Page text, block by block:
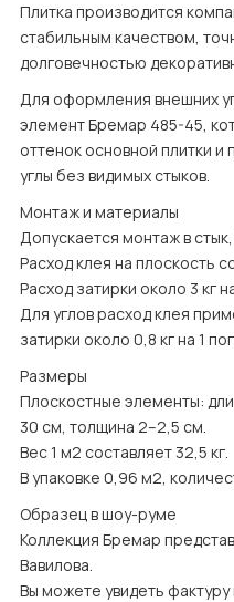
Плитка производится
стабильным качеством,
долговечностью
Для оформления внешних
элемент Бремар 485-45,
оттенок основной плитки
углы без видимых стыков.
Монтаж и материалы
Допускается монтаж в
Расход клея на плоскость
Расход затирки около 3 кг
Для углов расход клея
затирки около 0,8 кг на 1
Размеры
Плоскостные элементы:
30 см, толщина 2–2,5 см.
Вес 1 м2 составляет 32,5 кг.
В упаковке 0,96 м2,
Образец в шоу-руме
Коллекция Бремар
Вавилова.
Вы можете увидеть